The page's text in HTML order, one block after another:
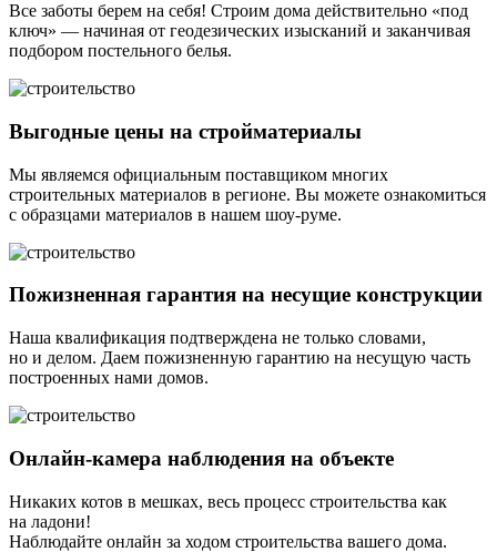
Все заботы берем на себя! Строим дома действительно «под
ключ» — начиная от геодезических изысканий и заканчивая
подбором постельного белья.
Выгодные цены на стройматериалы
Мы являемся официальным поставщиком многих
строительных материалов в регионе. Вы можете ознакомиться
с образцами материалов в нашем шоу-руме.
Пожизненная гарантия на несущие конструкции
Наша квалификация подтверждена не только словами,
но и делом. Даем пожизненную гарантию на несущую часть
построенных нами домов.
Онлайн-камера наблюдения на объекте
Никаких котов в мешках, весь процесс строительства как
на ладони!
Наблюдайте онлайн за ходом строительства вашего дома.